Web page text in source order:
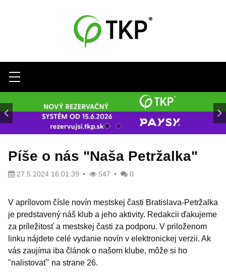
Menu
Píše o nás "Naša Petržalka"
27.5.2024 16:01:39 547 0
V aprílovom čísle novín mestskej časti Bratislava-Petržalka
je predstavený náš klub a jeho aktivity. Redakcii ďakujeme
za príležitosť a mestskej časti za podporu. V priloženom
linku nájdete celé vydanie novín v elektronickej verzii. Ak
vás zaujíma iba článok o našom klube, môže si ho
"nalistovať" na strane 26.